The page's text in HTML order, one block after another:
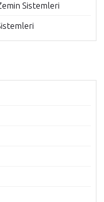
Sistemleri